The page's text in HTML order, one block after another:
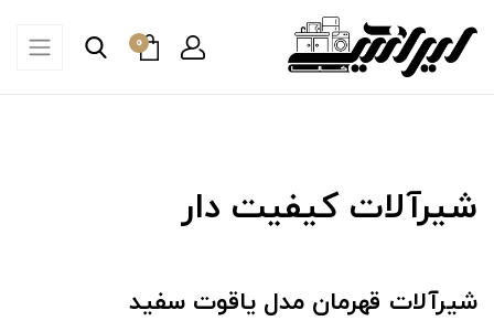
0
شیرآلات کیفیت دار
شیرآلات قهرمان مدل یاقوت سفید